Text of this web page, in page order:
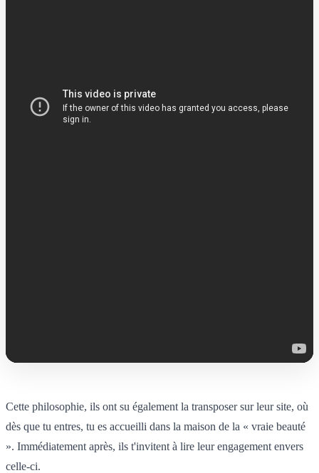
Cette philosophie, ils ont su également la transposer sur leur site, où
dès que tu entres, tu es accueilli dans la maison de la « vraie beauté
». Immédiatement après, ils t'invitent à lire leur engagement envers
celle-ci.